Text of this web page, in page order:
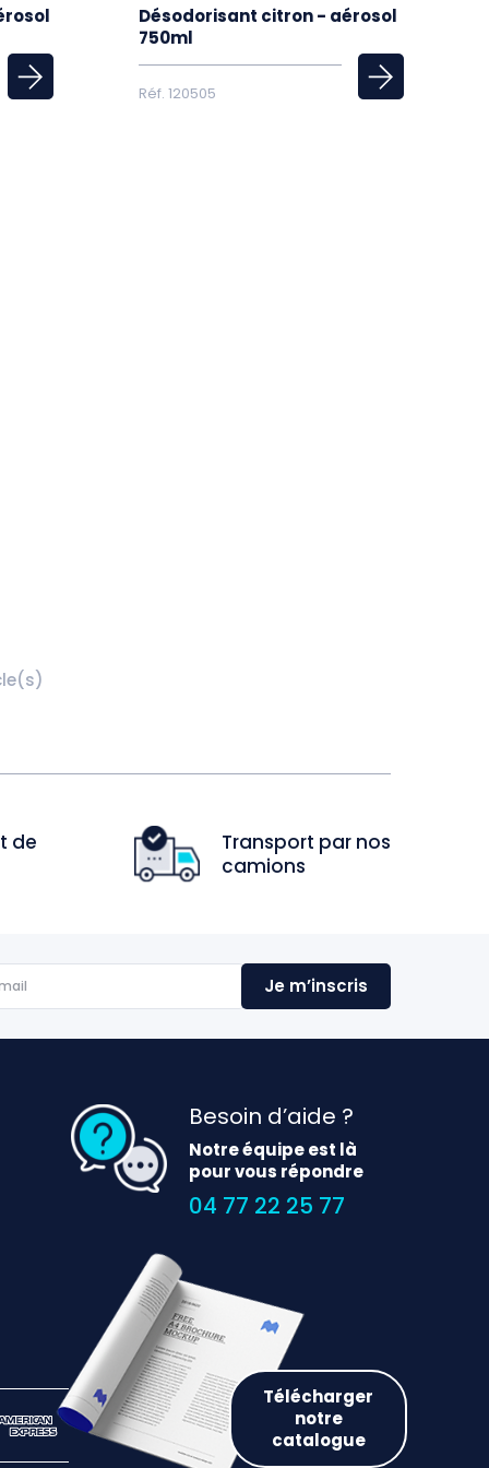
Désodorisant citron - aérosol
750ml
Réf. 120505
de
Transport par nos
camions
Besoin d’aide ?
Notre équipe est là
pour vous répondre
04 77 22 25 77
Télécharger
notre
catalogue